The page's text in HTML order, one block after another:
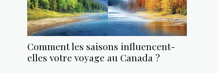
Comment les saisons influencent-
elles votre voyage au Canada ?